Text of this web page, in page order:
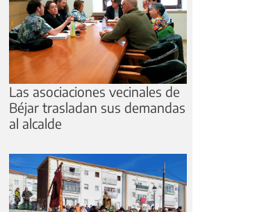
Las asociaciones vecinales de
Béjar trasladan sus demandas
al alcalde